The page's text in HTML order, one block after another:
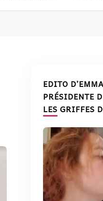
EDITO
PRÉSIDENTE
LES GRIFFES